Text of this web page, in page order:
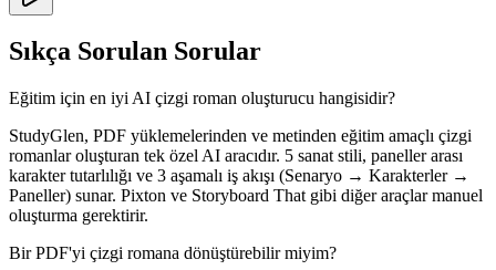
Sıkça Sorulan Sorular
Eğitim için en iyi AI çizgi roman oluşturucu hangisidir?
StudyGlen, PDF yüklemelerinden ve metinden eğitim amaçlı çizgi
romanlar oluşturan tek özel AI aracıdır. 5 sanat stili, paneller arası
karakter tutarlılığı ve 3 aşamalı iş akışı (Senaryo → Karakterler →
Paneller) sunar. Pixton ve Storyboard That gibi diğer araçlar manuel
oluşturma gerektirir.
Bir PDF'yi çizgi romana dönüştürebilir miyim?